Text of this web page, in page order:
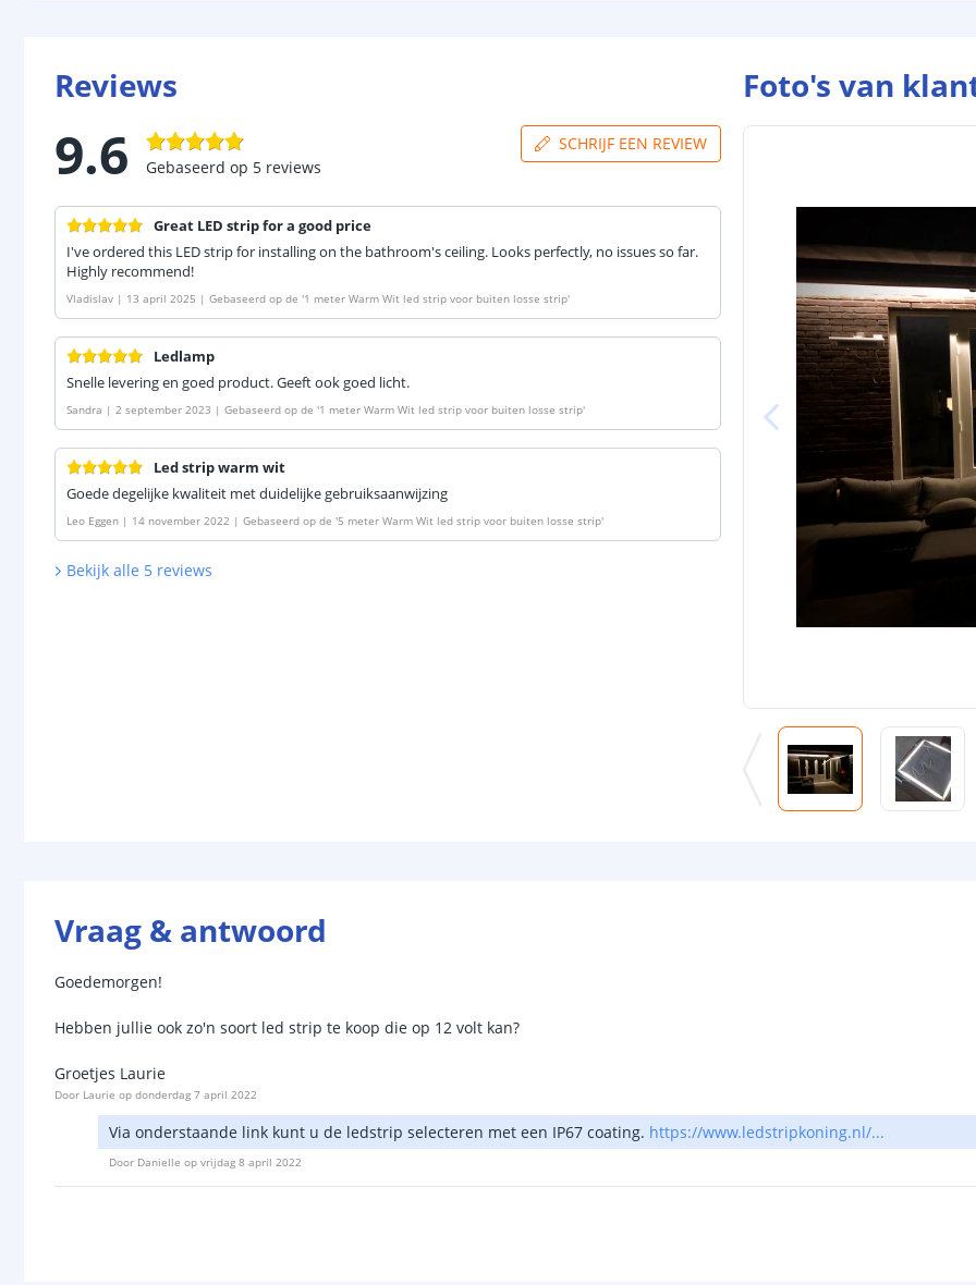
Strip
Bescherming
Materiaal
bescherming
Plakstrip
Breedte led
Aansluiting
Aansluiting
Reviews
9.6 Gebaseerd op 5 reviews
SCHRIJF EEN REVIEW
Great LED strip for a good price
I've ordered this LED strip for installing on the bathroom's ceiling. Looks perfectly, no issues so far.
Highly recommend!
Vladislav | 13 april 2025 | Gebaseerd op de '1 meter Warm Wit led strip voor buiten losse strip'
Ledlamp
Snelle levering en goed product. Geeft ook goed licht.
Sandra | 2 september 2023 | Gebaseerd op de '1 meter Warm Wit led strip voor buiten losse strip'
Led strip warm wit
Goede degelijke kwaliteit met duidelijke gebruiksaanwijzing
Leo Eggen | 14 november 2022 | Gebaseerd op de '5 meter Warm Wit led strip voor buiten losse strip'
Bekijk alle 5 reviews
Foto's van
Vraag & antwoord
Goedemorgen!
Hebben jullie ook zo'n soort led strip te koop die op 12 volt kan?
Groetjes Laurie
Door Laurie op donderdag 7 april 2022
Via onderstaande link kunt u de ledstrip selecteren met een IP67 coating. https://www.ledstripkoning.nl/...
Door Danielle op vrijdag 8 april 2022